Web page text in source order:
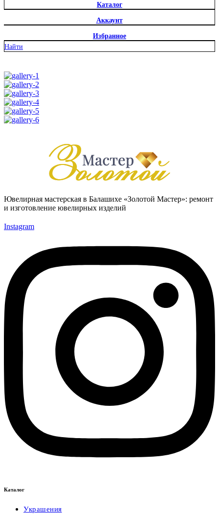
Каталог
Аккаунт
Избранное
Найти
Ювелирная мастерская в Балашихе «Золотой Мастер»: ремонт
и изготовление ювелирных изделий
Instagram
Каталог
Украшения